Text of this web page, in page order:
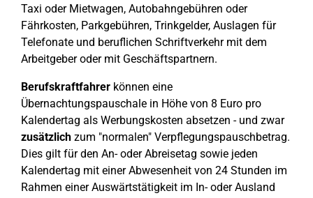
Taxi oder Mietwagen, Autobahngebühren oder
Fährkosten, Parkgebühren, Trinkgelder, Auslagen für
Telefonate und beruflichen Schriftverkehr mit dem
Arbeitgeber oder mit Geschäftspartnern.
Berufskraftfahrer können eine
Übernachtungspauschale in Höhe von 8 Euro pro
Kalendertag als Werbungskosten absetzen - und zwar
zusätzlich zum "normalen" Verpflegungspauschbetrag.
Dies gilt für den An- oder Abreisetag sowie jeden
Kalendertag mit einer Abwesenheit von 24 Stunden im
Rahmen einer Auswärtstätigkeit im In- oder Ausland